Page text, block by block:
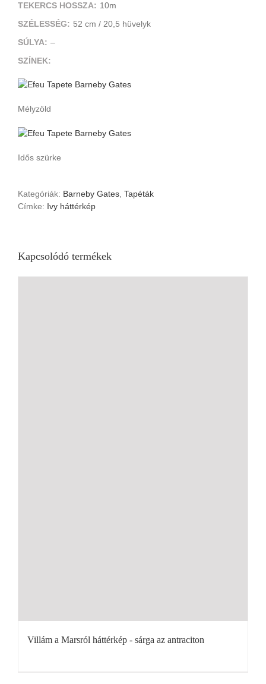
TEKERCS HOSSZA: 10m
SZÉLESSÉG: 52 cm / 20,5 hüvelyk
SÚLYA: –
SZÍNEK:
Mélyzöld
Idős szürke
Kategóriák: Barneby Gates Tapéták
Címke: Ivy háttérkép
Kapcsolódó termékek
Villám a Marsról háttérkép - sárga az antraciton